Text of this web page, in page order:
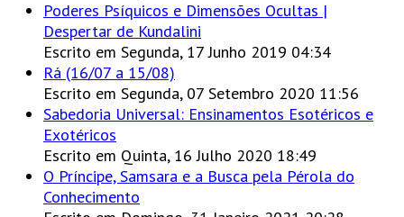
Poderes Psíquicos e Dimensões Ocultas |
Despertar de Kundalini
Escrito em Segunda, 17 Junho 2019 04:34
Rá (16/07 a 15/08)
Escrito em Segunda, 07 Setembro 2020 11:56
Sabedoria Universal: Ensinamentos Esotéricos e
Exotéricos
Escrito em Quinta, 16 Julho 2020 18:49
O Príncipe, Samsara e a Busca pela Pérola do
Conhecimento